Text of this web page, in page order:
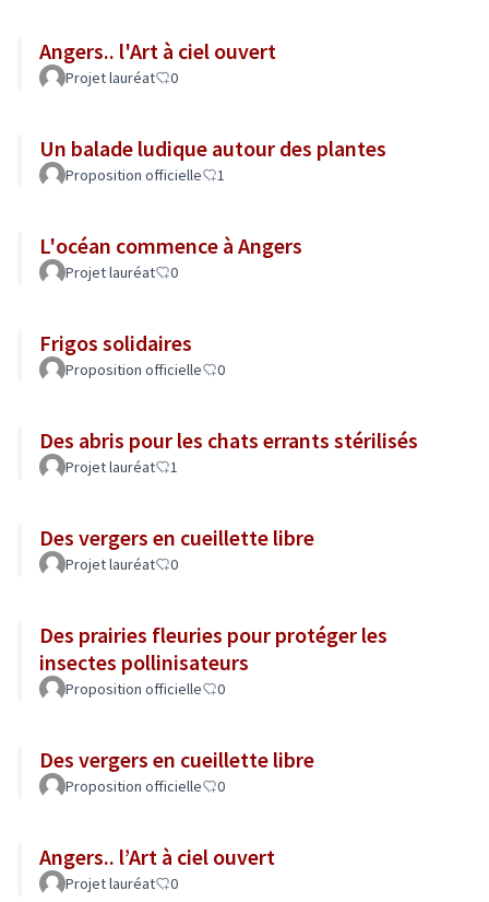
Angers.. l'Art à ciel ouvert
Projet lauréat 0
Un balade ludique autour des plantes
Proposition officielle 1
L'océan commence à Angers
Projet lauréat 0
Frigos solidaires
Proposition officielle 0
Des abris pour les chats errants stérilisés
Projet lauréat 1
Des vergers en cueillette libre
Projet lauréat 0
Des prairies fleuries pour protéger les
insectes pollinisateurs
Proposition officielle 0
Des vergers en cueillette libre
Proposition officielle 0
Angers.. l’Art à ciel ouvert
Projet lauréat 0